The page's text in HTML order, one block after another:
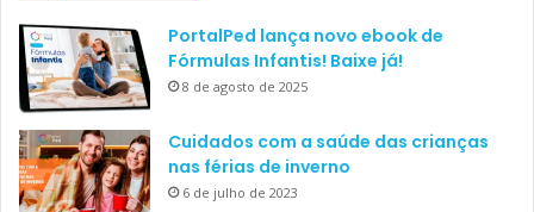
PortalPed lança novo ebook de
Fórmulas Infantis! Baixe já!
8 de agosto de 2025
Cuidados com a saúde das crianças
nas férias de inverno
6 de julho de 2023